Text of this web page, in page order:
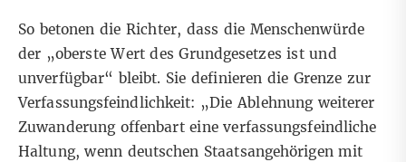
So betonen die Richter, dass die Menschenwürde
der „oberste Wert des Grundgesetzes ist und
unverfügbar“ bleibt. Sie definieren die Grenze zur
Verfassungsfeindlichkeit: „Die Ablehnung weiterer
Zuwanderung offenbart eine verfassungsfeindliche
Haltung, wenn deutschen Staatsangehörigen mit